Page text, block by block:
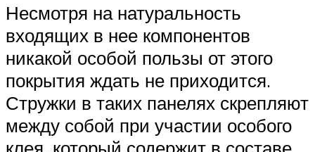
Несмотря на натуральность
входящих в нее компонентов
никакой особой пользы от этого
покрытия ждать не приходится.
Стружки в таких панелях скрепляют
между собой при участии особого